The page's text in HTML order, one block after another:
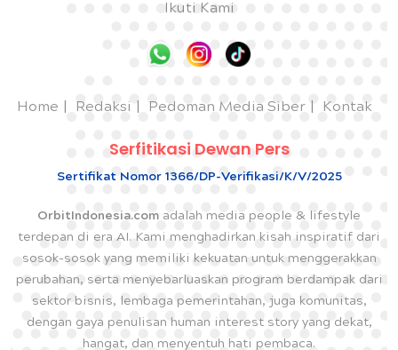
Ikuti Kami
Home Redaksi Pedoman Media Siber Kontak
Serfitikasi Dewan Pers
Sertifikat Nomor 1366/DP-Verifikasi/K/V/2025
OrbitIndonesia.com adalah media people & lifestyle
terdepan di era AI. Kami menghadirkan kisah inspiratif dari
sosok-sosok yang memiliki kekuatan untuk menggerakkan
perubahan, serta menyebarluaskan program berdampak dari
sektor bisnis, lembaga pemerintahan, juga komunitas,
dengan gaya penulisan human interest story yang dekat,
hangat, dan menyentuh hati pembaca.